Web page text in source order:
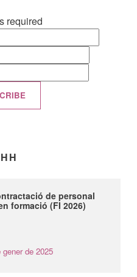
required
de personal
formació (FI 2026)
de 2025